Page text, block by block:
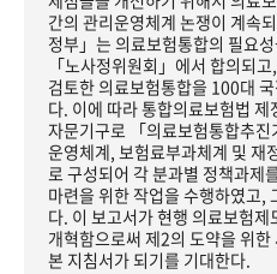
간의 관리운영체계 논쟁이 계속
정부」는 의료보험통합의 필요
「노사정위원회」에서 합의되
검토한 의료보험통합을 100대
다. 이에 따라 통합의료보험법
자문기구로 「의료보험통합추
운영체계, 보험료부과체계 및 재
로 구성되어 각 분과별 정책과제
마련을 위한 작업을 수행하였고,
다. 이 보고서가 현행 의료보험
개혁함으로써 제2의 도약을 위
본 지침서가 되기를 기대한다.